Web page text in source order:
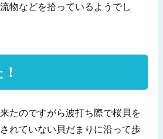
物などを拾っているようでし
たのですがら波打ち際で桜貝を
れていない貝だまりに沿って歩